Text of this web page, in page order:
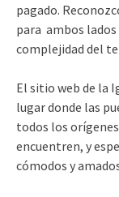
pagado.
para ambos lados
complejidad del
El sitio web de la
lugar donde las
todos los
encuentren, y
cómodos y